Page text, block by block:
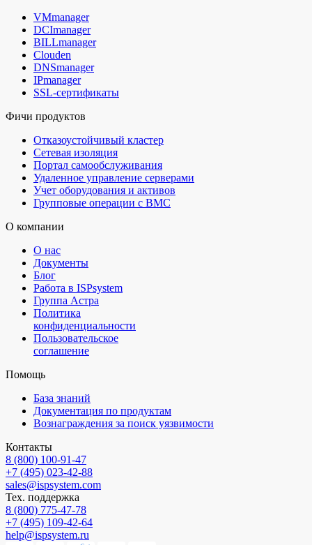
VMmanager
DCImanager
BILLmanager
Clouden
DNSmanager
IPmanager
SSL-сертификаты
Фичи продуктов
Отказоустойчивый кластер
Сетевая изоляция
Портал самообслуживания
Удаленное управление серверами
Учет оборудования и активов
Групповые операции с BMC
О компании
О нас
Документы
Блог
Работа в ISPsystem
Группа Астра
Политика
конфиденциальности
Пользовательское
соглашение
Помощь
База знаний
Документация по продуктам
Вознаграждения за поиск уязвимости
Контакты
8 (800) 100⁠-⁠91⁠-⁠47
+7 (495) 023⁠-⁠42⁠-⁠88
sales@ispsystem.com
Тех. поддержка
8 (800) 775⁠-⁠47⁠-⁠78
+7 (495) 109⁠-⁠42⁠-⁠64
help@ispsystem.ru